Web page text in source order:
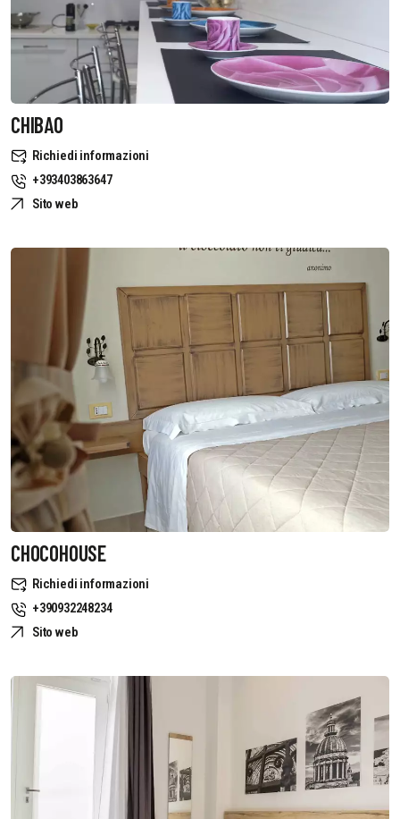
CHIBAO
Richiedi informazioni
+393403863647
Sito web
CHOCOHOUSE
Richiedi informazioni
+390932248234
Sito web